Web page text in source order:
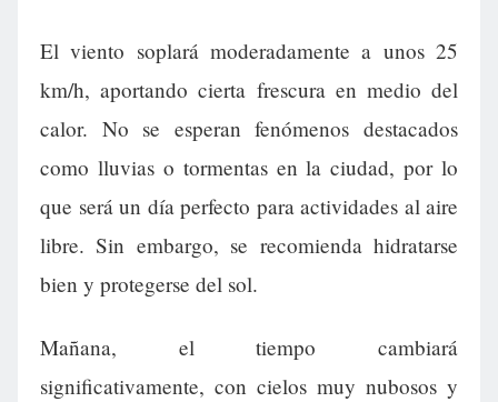
El viento soplará moderadamente a unos 25
km/h, aportando cierta frescura en medio del
calor. No se esperan fenómenos destacados
como lluvias o tormentas en la ciudad, por lo
que será un día perfecto para actividades al aire
libre. Sin embargo, se recomienda hidratarse
bien y protegerse del sol.
Mañana, el tiempo cambiará
significativamente, con cielos muy nubosos y